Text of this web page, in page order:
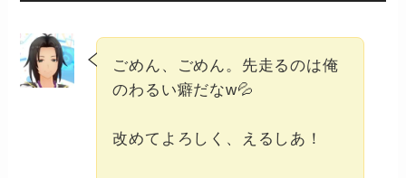
プ
レ
ごめん、ごめん。先走るのは俺
のわるい癖だなw💦
改めてよろしく、えるしあ！